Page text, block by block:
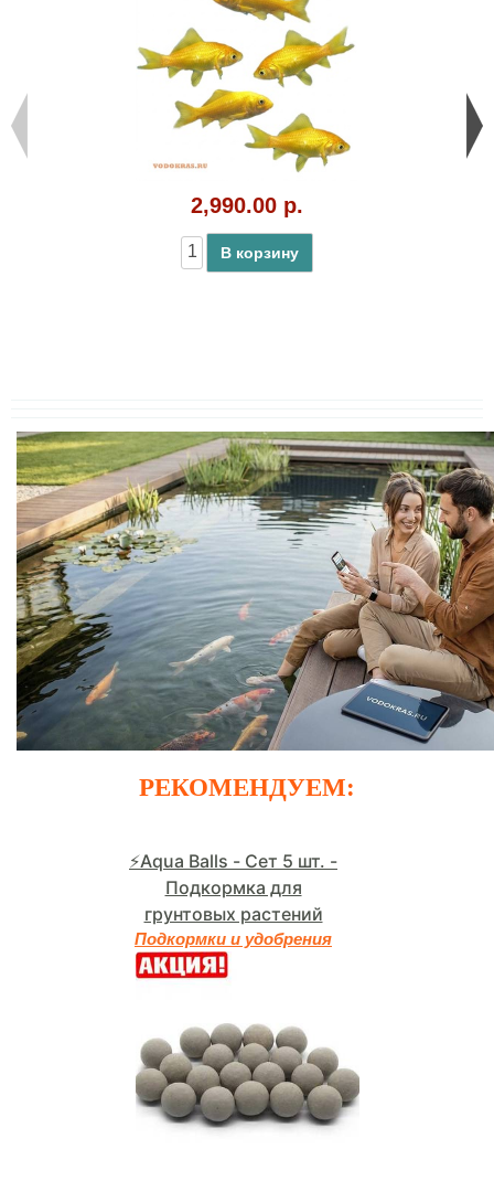
2,990.00 р.
В корзину
РЕКОМЕНДУЕМ:
⚡Aqua Balls - Сет 5 шт. -
Подкормка для
грунтовых растений
Подкормки и удобрения